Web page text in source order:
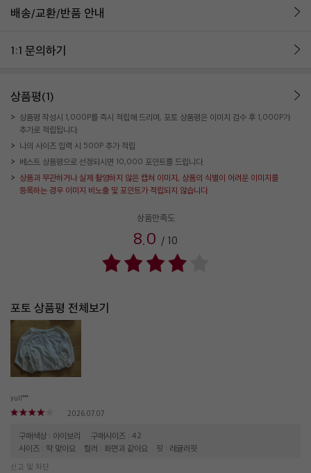
배송/교환/반품 안내
1:1 문의하기
상품평(1)
상품평 작성시 1,000P를 즉시 적립해 드리며, 포토 상품평은 이미지 검수 후 1,000P가
추가로 적립됩니다.
나의 사이즈 입력 시 500P 추가 적립
베스트 상품평으로 선정되시면 10,000 포인트를 드립니다.
상품과 무관하거나 실제 촬영하지 않은 캡쳐 이미지, 상품의 식별이 어려운 이미지를
등록하는 경우 이미지 비노출 및 포인트가 적립되지 않습니다.
상품만족도
8.0 / 10
포토 상품평 전체보기
yull***
2026.07.07
구매색상 : 아이보리
구매사이즈 : 42
사이즈 : 딱 맞아요
컬러 : 화면과 같아요 핏 : 레귤러핏
신고 및 차단